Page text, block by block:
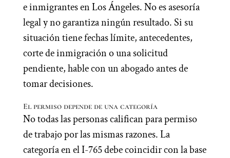
e inmigrantes en Los Ángeles. No es asesoría
legal y no garantiza ningún resultado. Si su
situación tiene fechas límite, antecedentes,
corte de inmigración o una solicitud
pendiente, hable con un abogado antes de
tomar decisiones.
El permiso depende de una categoría
No todas las personas califican para permiso
de trabajo por las mismas razones. La
categoría en el I-765 debe coincidir con la base